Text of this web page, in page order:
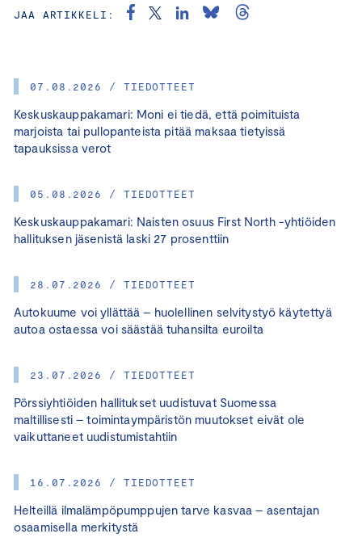
07.08.2026 / TIEDOTTEET
Keskuskauppakamari: Moni ei tiedä, että poimituista
marjoista tai pullopanteista pitää maksaa tietyissä
tapauksissa verot
05.08.2026 / TIEDOTTEET
Keskuskauppakamari: Naisten osuus First North -yhtiöiden
hallituksen jäsenistä laski 27 prosenttiin
28.07.2026 / TIEDOTTEET
Autokuume voi yllättää – huolellinen selvitystyö käytettyä
autoa ostaessa voi säästää tuhansilta euroilta
23.07.2026 / TIEDOTTEET
Pörssiyhtiöiden hallitukset uudistuvat Suomessa
maltillisesti – toimintaympäristön muutokset eivät ole
vaikuttaneet uudistumistahtiin
16.07.2026 / TIEDOTTEET
Helteillä ilmalämpöpumppujen tarve kasvaa – asentajan
osaamisella merkitystä
JAA ARTIKKELI: